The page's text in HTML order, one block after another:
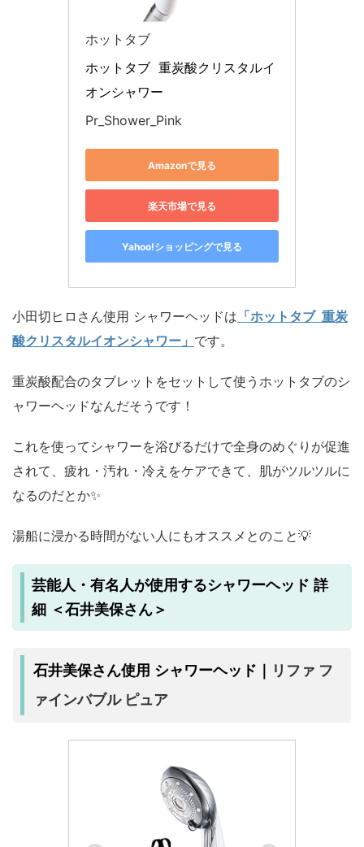
ホットタブ
ホットタブ  重炭酸クリスタルイ
オンシャワー
Pr_Shower_Pink
Amazonで見る
楽天市場で見る
Yahoo!ショッピングで見る
小田切ヒロさん使用 シャワーヘッドは 「ホットタブ 重炭
酸クリスタルイオンシャワー」 です。
重炭酸配合のタブレットをセットして使うホットタブのシ
ャワーヘッドなんだそうです！
これを使ってシャワーを浴びるだけで全身のめぐりが促進
されて、疲れ・汚れ・冷えをケアできて、肌がツルツルに
なるのだとか✨
湯船に浸かる時間がない人にもオススメとのこと💡
芸能人・有名人が使用するシャワーヘッド 詳
細 ＜石井美保さん＞
石井美保さん使用 シャワーヘッド｜
リファ フ
ァインバブル ピュア